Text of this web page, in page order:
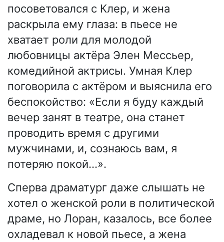
посоветовался с Клер, и жена
раскрыла ему глаза: в пьесе не
хватает роли для молодой
любовницы актёра Элен Мессьер,
комедийной актрисы. Умная Клер
поговорила с актёром и выяснила его
беспокойство: «Если я буду каждый
вечер занят в театре, она станет
проводить время с другими
мужчинами, и, сознаюсь вам, я
потеряю покой…».
Сперва драматург даже слышать не
хотел о женской роли в политической
драме, но Лоран, казалось, все более
охладевал к новой пьесе, а жена